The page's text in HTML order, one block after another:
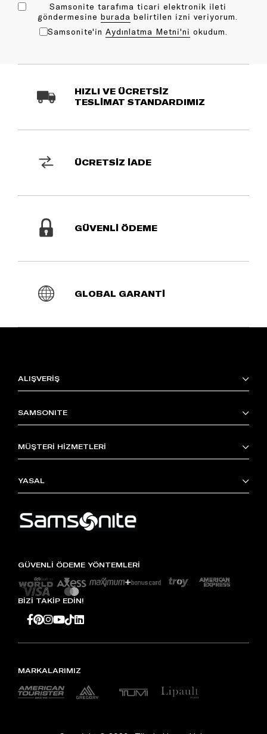
Samsonite tarafıma ticari elektronik ileti
göndermesine bu rada belirtilen izni veriyorum.
Samsonite'in Aydınlatma Metni'ni okudum.
HIZLI VE ÜCRETSİZ
TESLİMAT STANDARDIMIZ
ÜCRETSİZ İADE
GÜVENLİ ÖDEME
GLOBAL GARANTİ
ALIŞVERİŞ
SAMSONITE
MÜŞTERİ HİZMETLERİ
YASAL
GÜVENLİ ÖDEME YÖNTEMLERİ
BİZİ TAKİP EDİN!
MARKALARIMIZ